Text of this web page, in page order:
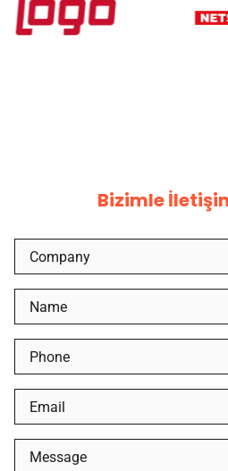
Bizimle